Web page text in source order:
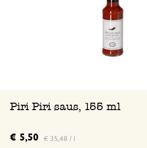
Piri Piri saus, 155 ml
€ 5,50 € 35,48 / l